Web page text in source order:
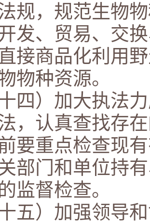
规，规范生物
发、贸易、交
接商品化利用
物种资源。
）加大执法力
，认真查找存
要重点检查现
部门和单位持
监督检查。
）加强领导和